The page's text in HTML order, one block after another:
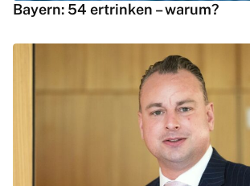
Bayern: 54 ertrinken – warum?